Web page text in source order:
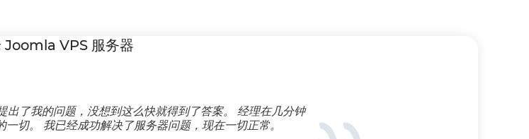
Joomla VPS 服务器
出了我的问题，没想到这么快就得到了答案。 经理在几分钟
切。 我已经成功解决了服务器问题，现在一切正常。